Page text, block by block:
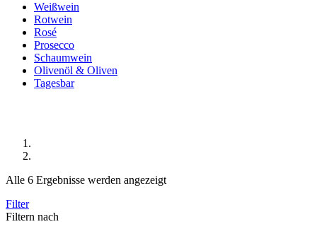
Weißwein
Rotwein
Rosé
Prosecco
Schaumwein
Olivenöl & Oliven
Tagesbar
Alle 6 Ergebnisse werden angezeigt
Filter
Filtern nach